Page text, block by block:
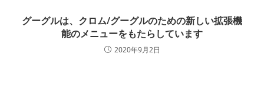
グーグルは、クロム/グーグルのための新しい拡張機
能のメニューをもたらしています
2020年9月2日